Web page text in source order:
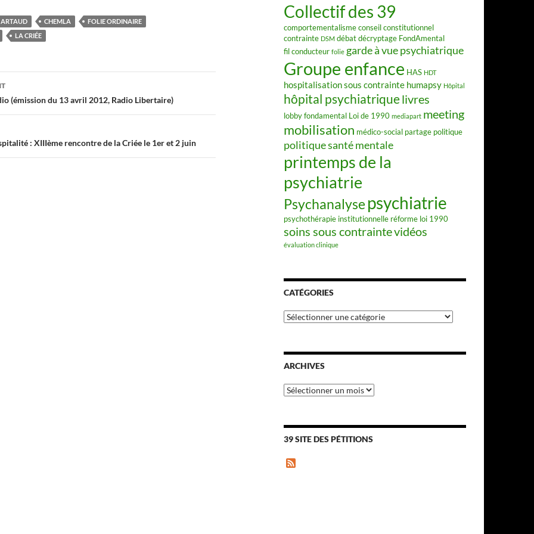
CHEMLA
FOLIE ORDINAIRE
LA CRIÉE
(émission du 13 avril 2012, Radio Libertaire)
: XIIIème rencontre de la Criée le 1er et 2 juin
Collectif des 39
comportementalismeconseil constitutionnel
contrainte DSM débatdécryptage FondAmental
fil conducteur folie garde à vue psychiatrique
Groupe enfance HAS HDT
hospitalisation sous contrainte humapsy Hôpital
hôpital psychiatriquelivres
lobby fondamental Loi de 1990 mediapart meeting
mobilisation médico-social partage politique
politique santé mentale
printemps de la
psychiatrie
Psychanalyse psychiatrie
psychothérapie institutionnelle réforme loi 1990
soins sous contraintevidéos
évaluation clinique
CATÉGORIES
Catégories
ARCHIVES
Archives
39 SITE DES PÉTITIONS